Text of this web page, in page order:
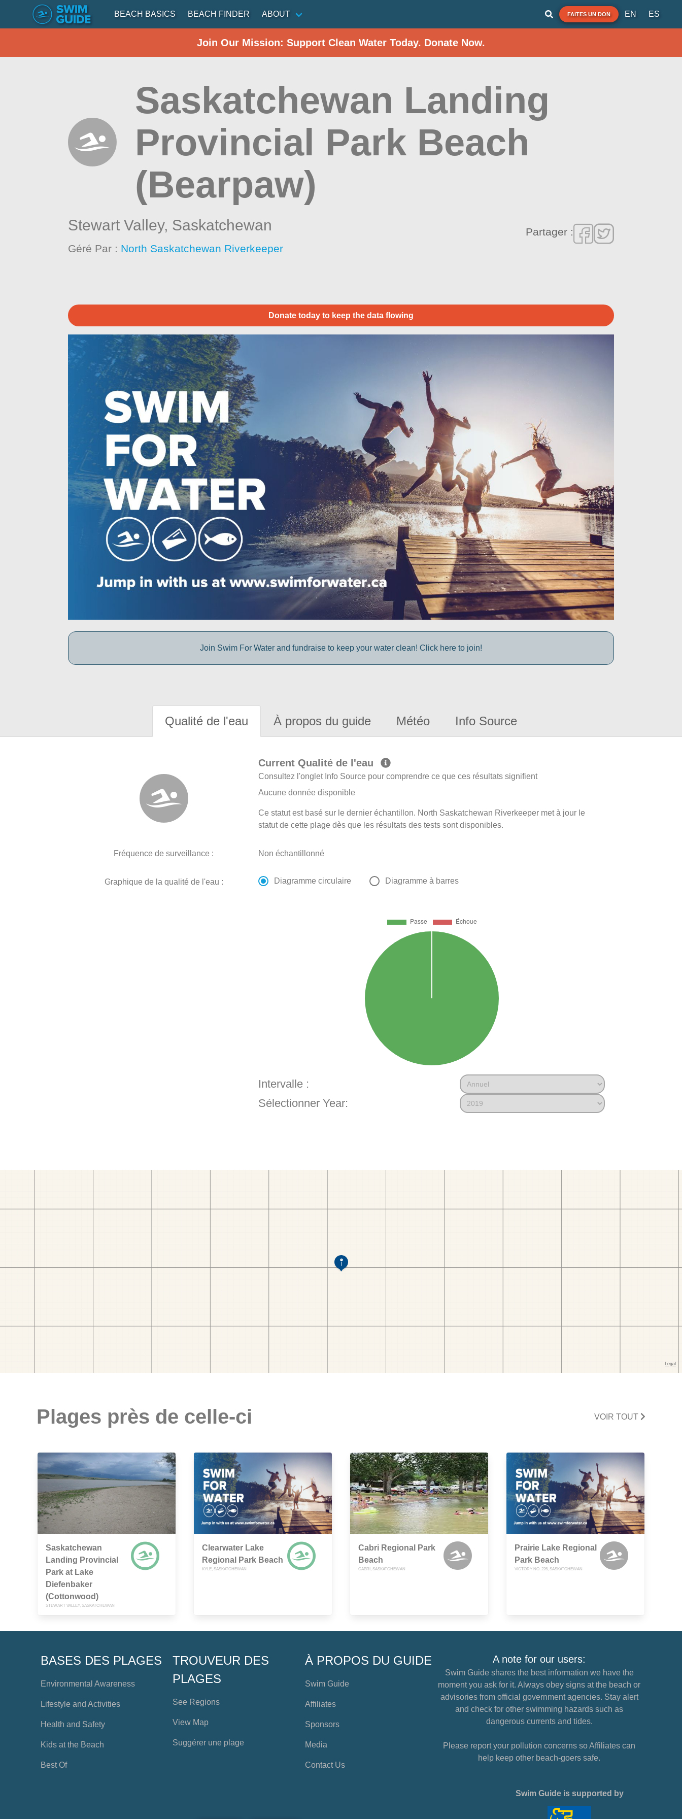
BEACH BASICS BEACH FINDER ABOUT FAITES UN DON EN ES
Join Our Mission: Support Clean Water Today. Donate Now.
Saskatchewan Landing
Provincial Park Beach
(Bearpaw)
Stewart Valley, Saskatchewan
Géré Par : North Saskatchewan Riverkeeper
Partager :
Donate today to keep the data flowing
Join Swim For Water and fundraise to keep your water clean! Click here to join!
Qualité de l'eau À propos du guide Météo Info Source
Current Qualité de l'eau
Consultez l'onglet Info Source pour comprendre ce que ces résultats signifient
Aucune donnée disponible
Ce statut est basé sur le dernier échantillon. North Saskatchewan Riverkeeper met à jour le
statut de cette plage dès que les résultats des tests sont disponibles.
Fréquence de surveillance : Non échantillonné
Graphique de la qualité de l'eau : Diagramme circulaire Diagramme à barres
Intervalle :
Sélectionner Year:
Plages près de celle-ci VOIR TOUT
Saskatchewan
Landing Provincial
Park at Lake
Diefenbaker
(Cottonwood)
STEWART VALLEY, SASKATCHEWAN
Clearwater Lake
Regional Park Beach
KYLE, SASKATCHEWAN
Cabri Regional Park
Beach
CABRI, SASKATCHEWAN
Prairie Lake Regional
Park Beach
VICTORY NO. 226, SASKATCHEWAN
BASES DES PLAGES
Environmental Awareness
Lifestyle and Activities
Health and Safety
Kids at the Beach
Best Of
TROUVEUR DES
PLAGES
See Regions
View Map
Suggérer une plage
À PROPOS DU GUIDE
Swim Guide
Affiliates
Sponsors
Media
Contact Us
A note for our users:
Swim Guide shares the best information we have the
moment you ask for it. Always obey signs at the beach or
advisories from official government agencies. Stay alert
and check for other swimming hazards such as
dangerous currents and tides.
Please report your pollution concerns so Affiliates can
help keep other beach-goers safe.
Swim Guide is supported by